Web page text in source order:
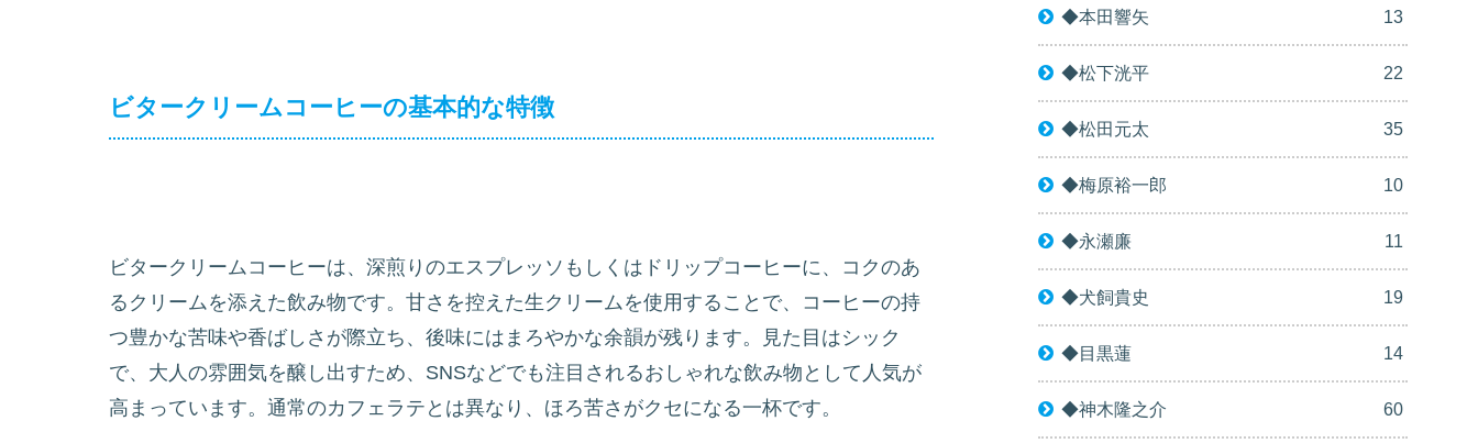
ビタークリームコーヒーの基本的な特徴
ビタークリームコーヒーは、深煎りのエスプレッソもしくはドリップコーヒーに、コクのあ
るクリームを添えた飲み物です。甘さを控えた生クリームを使用することで、コーヒーの持
つ豊かな苦味や香ばしさが際立ち、後味にはまろやかな余韻が残ります。見た目はシック
で、大人の雰囲気を醸し出すため、SNSなどでも注目されるおしゃれな飲み物として人気が
高まっています。通常のカフェラテとは異なり、ほろ苦さがクセになる一杯です。
◆本田響矢 13
◆松下洸平 22
◆松田元太 35
◆梅原裕一郎 10
◆永瀬廉 11
◆犬飼貴史 19
◆目黒蓮 14
◆神木隆之介 60